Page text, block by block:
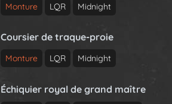
Monture LQR Midnight
Coursier de traque-proie
Monture LQR Midnight
Échiquier royal de grand maître